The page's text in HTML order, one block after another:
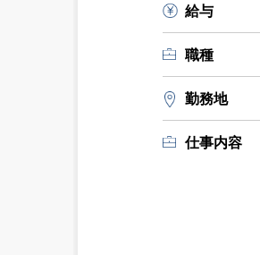
給与
職種
勤務地
仕事内容